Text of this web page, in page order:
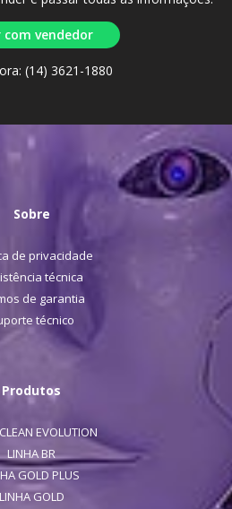
com vendedor
(14) 3621-1880
Sobre
de privacidade
técnica
de garantia
técnico
Produtos
EVOLUTION
LINHA BR
GOLD PLUS
LINHA GOLD